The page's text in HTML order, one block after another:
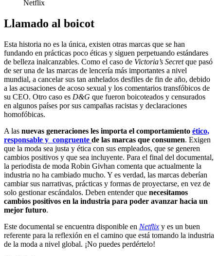
Netflix
Llamado al boicot
Esta historia no es la única, existen otras marcas que se han
fundando en prácticas poco éticas y siguen perpetuando estándares
de belleza inalcanzables. Como el caso de Victoria’s Secretque pasó
de ser una de las marcas de lencería más importantes a nivel
mundial, a cancelar sus tan anhelados desfiles de fin de año, debido
a las acusaciones de acoso sexual y los comentarios transfóbicos de
su CEO. Otro caso es D&G que fueron boicoteados y censurados
en algunos países por sus campañas racistas y declaraciones
homofóbicas.
A las nuevas generaciones les importa el comportamiento ético,
responsable y congruente de las marcas que consumen. Exigen
que la moda sea justa y ética con sus empleados, que se generen
cambios positivos y que sea incluyente. Para el final del documental,
la periodista de moda Robin Givhan comenta que actualmente la
industria no ha cambiado mucho. Y es verdad, las marcas deberían
cambiar sus narrativas, prácticas y formas de proyectarse, en vez de
solo gestionar escándalos. Deben entender que necesitamos
cambios positivos en la industria para poder avanzar hacia un
mejor futuro.
Este documental se encuentra disponible en Netflix y es un buen
referente para la reflexión en el camino que está tomando la industria
de la moda a nivel global. ¡No puedes perdértelo!